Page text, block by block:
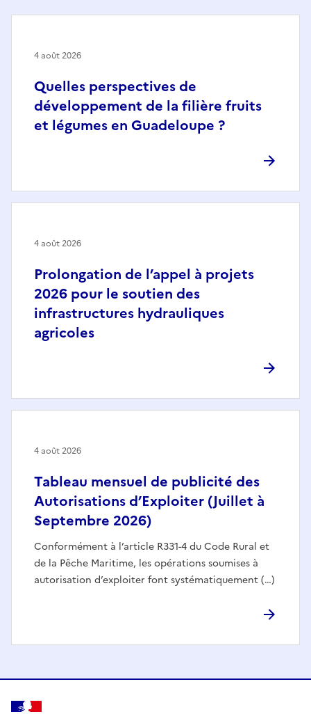
Quelles perspectives de
développement de la filière fruits
et légumes en Guadeloupe ?
4 août 2026
Prolongation de l’appel à projets
2026 pour le soutien des
infrastructures hydrauliques
agricoles
4 août 2026
Tableau mensuel de publicité des
Autorisations d’Exploiter (Juillet à
Septembre 2026)
Conformément à l’article R331-4 du Code Rural et
de la Pêche Maritime, les opérations soumises à
autorisation d’exploiter font systématiquement (…)
4 août 2026